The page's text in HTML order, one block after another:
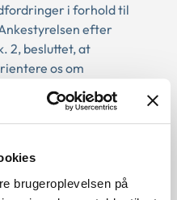
brugeroplevelsen på
i forhold til
efter
2, besluttet, at
os om
herunder hvilke